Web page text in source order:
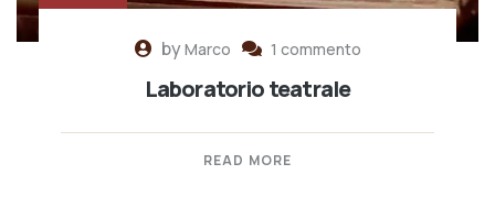
byMarco 1 commento
Laboratorio teatrale
READ MORE